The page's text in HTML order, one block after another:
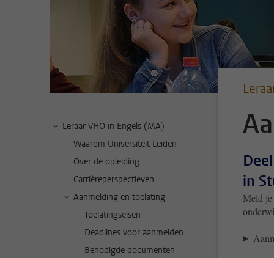
Leraar VHO in Engels (MA)
Waarom Universiteit Leiden
Over de opleiding
Carrièreperspectieven
Aanmelding en toelating
Toelatingseisen
Deadlines voor aanmelden
Benodigde documenten
in
Meld